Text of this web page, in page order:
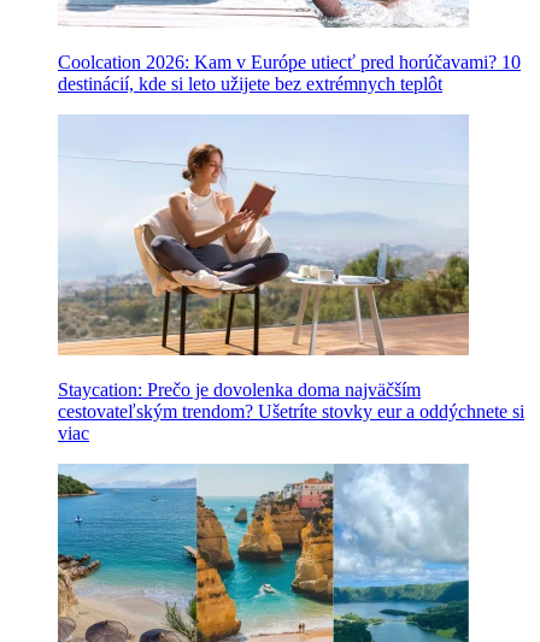
Coolcation 2026: Kam v Európe utiecť pred horúčavami? 10
destinácií, kde si leto užijete bez extrémnych teplôt
Staycation: Prečo je dovolenka doma najväčším
cestovateľským trendom? Ušetríte stovky eur a oddýchnete si
viac